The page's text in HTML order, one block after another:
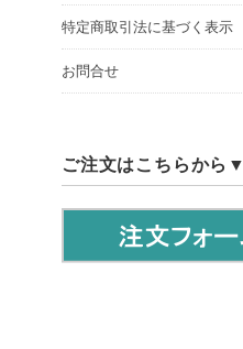
特定商取引法に基づく表示
お問合せ
ご注文はこちらから▼